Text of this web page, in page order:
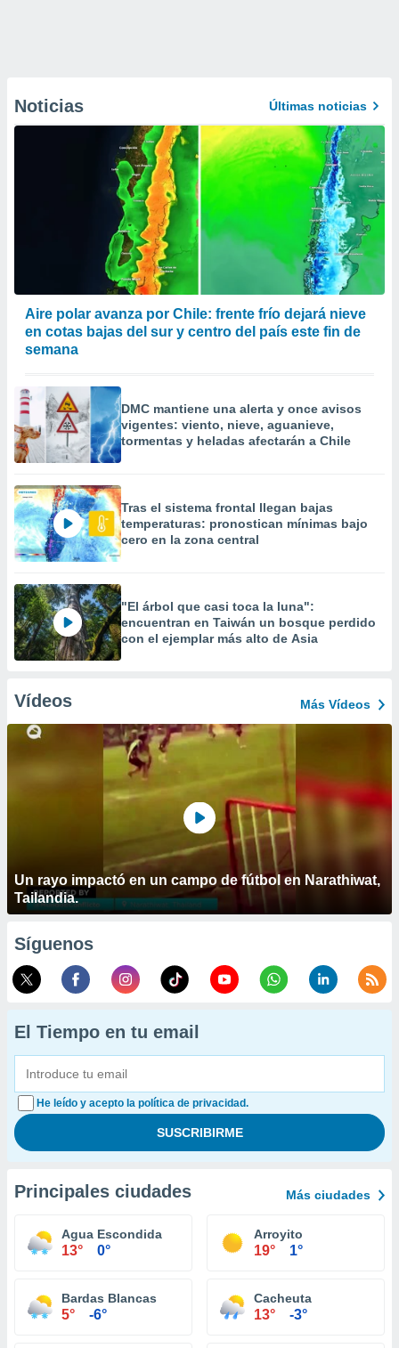
Noticias Últimas noticias
Aire polar avanza por Chile: frente frío dejará nieve
en cotas bajas del sur y centro del país este fin de
semana
DMC mantiene una alerta y once avisos
vigentes: viento, nieve, aguanieve,
tormentas y heladas afectarán a Chile
Tras el sistema frontal llegan bajas
temperaturas: pronostican mínimas bajo
cero en la zona central
"El árbol que casi toca la luna":
encuentran en Taiwán un bosque perdido
con el ejemplar más alto de Asia
Vídeos Más Vídeos
Un rayo impactó en un campo de fútbol en Narathiwat,
Tailandia.
Síguenos
El Tiempo en tu email
He leído y acepto la política de privacidad.
Principales ciudades Más ciudades
Agua Escondida
13° 0°
Arroyito
19° 1°
Bardas Blancas
5° -6°
Cacheuta
13° -3°